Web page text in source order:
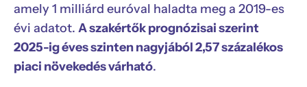
amely 1 milliárd euróval haladta meg a 2019-es
évi adatot. A szakértők prognózisai szerint
2025-ig éves szinten nagyjából 2,57 százalékos
piaci növekedés várható.